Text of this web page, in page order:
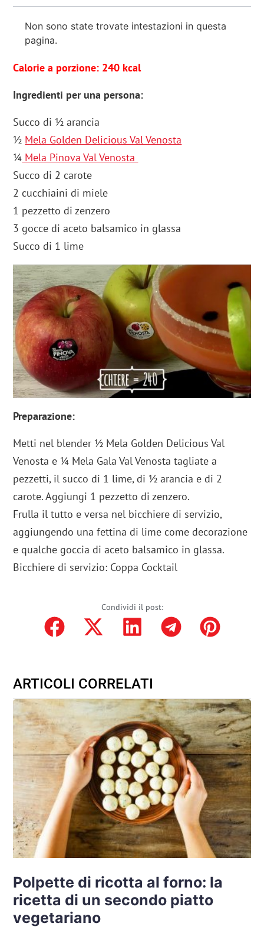
Non sono state trovate intestazioni in questa
pagina.
Calorie a porzione: 240 kcal
Ingredienti per una persona:
Succo di ½ arancia
½ Mela Golden Delicious Val Venosta
¼ Mela Pinova Val Venosta
Succo di 2 carote
2 cucchiaini di miele
1 pezzetto di zenzero
3 gocce di aceto balsamico in glassa
Succo di 1 lime
Preparazione:
Metti nel blender ½ Mela Golden Delicious Val
Venosta e ¼ Mela Gala Val Venosta tagliate a
pezzetti, il succo di 1 lime, di ½ arancia e di 2
carote. Aggiungi 1 pezzetto di zenzero.
Frulla il tutto e versa nel bicchiere di servizio,
aggiungendo una fettina di lime come decorazione
e qualche goccia di aceto balsamico in glassa.
Bicchiere di servizio: Coppa Cocktail
Condividi il post:
ARTICOLI CORRELATI
Polpette di ricotta al forno: la
ricetta di un secondo piatto
vegetariano